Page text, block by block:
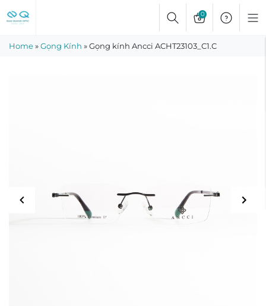
to
0
Home»Gọng Kính »Gọng kính Ancci ACHT23103_C1.C